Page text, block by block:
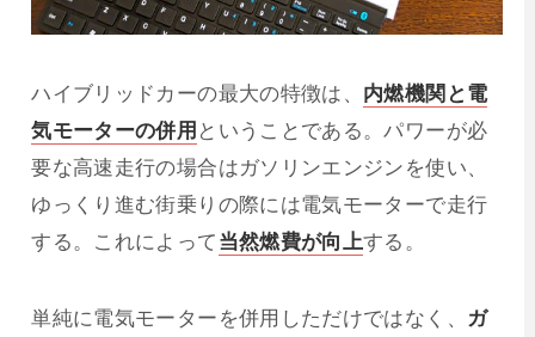
ハイブリッドカーの最大の特徴は、 内燃機関と電
気モーターの併用ということである。パワーが必
要な高速走行の場合はガソリンエンジンを使い、
ゆっくり進む街乗りの際には電気モーターで走行
する。これによって当然燃費が向上する。
単純に電気モーターを併用しただけではなく、 ガ